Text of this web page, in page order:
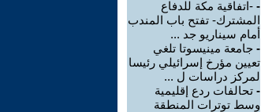
- -اتفاقية مكة للدفاع
المشترك- تفتح باب المندب
أمام سيناريو جد ...
- جامعة مينيسوتا تلغي
تعيين مؤرخ إسرائيلي رئيسا
لمركز دراسات ل ...
- تحالفات ردع إقليمية
وسط توترات المنطقة